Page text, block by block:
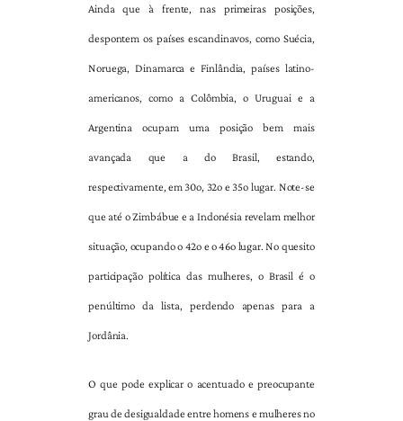
Ainda que à frente, nas primeiras posições,
despontem os países escandinavos, como Suécia,
Noruega, Dinamarca e Finlândia, países latino-
americanos, como a Colômbia, o Uruguai e a
Argentina ocupam uma posição bem mais
avançada que a do Brasil, estando,
respectivamente, em 30o, 32o e 35o lugar. Note-se
que até o Zimbábue e a Indonésia revelam melhor
situação, ocupando o 42o e o 46o lugar. No quesito
participação política das mulheres, o Brasil é o
penúltimo da lista, perdendo apenas para a
Jordânia.
O que pode explicar o acentuado e preocupante
grau de desigualdade entre homens e mulheres no